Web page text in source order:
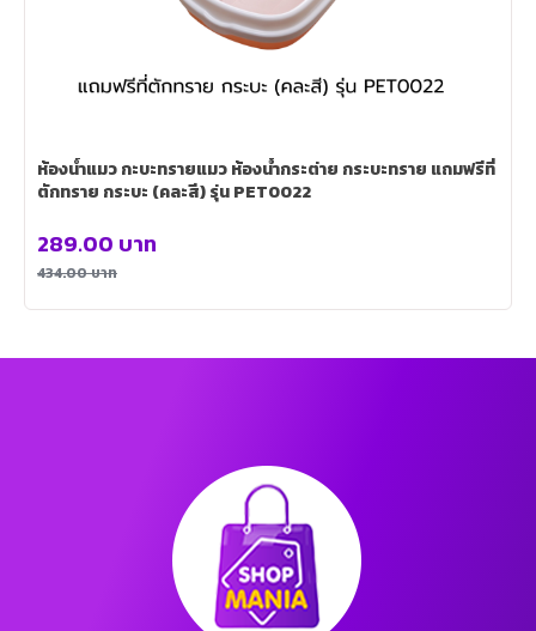
ห้องน้ำแมว กะบะทรายแมว ห้องน้ํากระต่าย กระบะทราย แถมฟรีที่
ตักทราย กระบะ (คละสี) รุ่น PET0022
434.00บาท
289.00 บาท